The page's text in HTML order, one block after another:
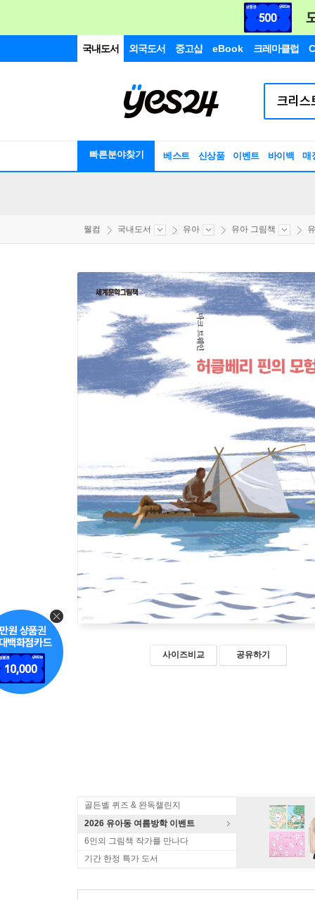
국내도서 외국도서 중고샵 eBook 크레마클럽
빠른분야찾기 베스트 신상품 이벤트 바이백 매
웰컴 국내도서 유아 유아 그림책
사이즈비교 공유하기
골든벨 퀴즈 & 완독챌린지
2026 유아동 여름방학 이벤트
6인의 그림책 작가를 만나다
기간 한정 특가 도서